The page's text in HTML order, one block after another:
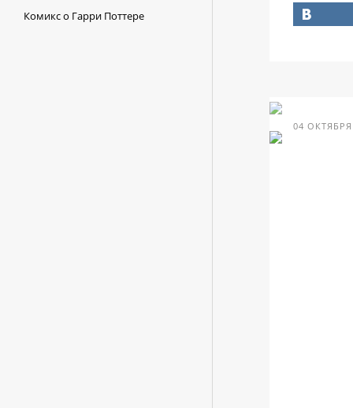
Комикс о Гарри Поттере
04 ОКТЯБРЯ